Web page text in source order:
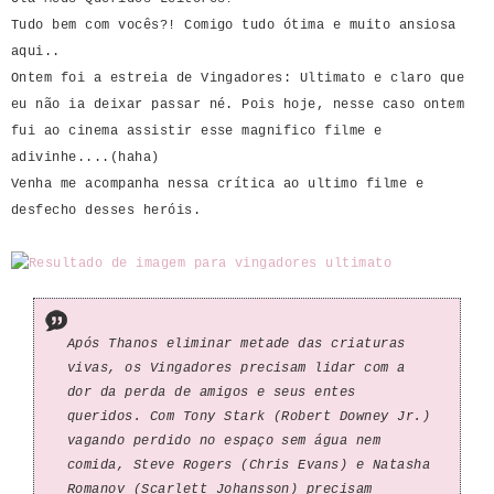
Tudo bem com vocês?! Comigo tudo ótima e muito ansiosa
aqui..
Ontem foi a estreia de Vingadores: Ultimato e claro que
eu não ia deixar passar né. Pois hoje, nesse caso ontem
fui ao cinema assistir esse magnifico filme e
adivinhe....(haha)
Venha me acompanha nessa crítica ao ultimo filme e
desfecho desses heróis.
Após Thanos eliminar metade das criaturas
vivas, os Vingadores precisam lidar com a
dor da perda de amigos e seus entes
queridos. Com Tony Stark (Robert Downey Jr.)
vagando perdido no espaço sem água nem
comida, Steve Rogers (Chris Evans) e Natasha
Romanov (Scarlett Johansson) precisam